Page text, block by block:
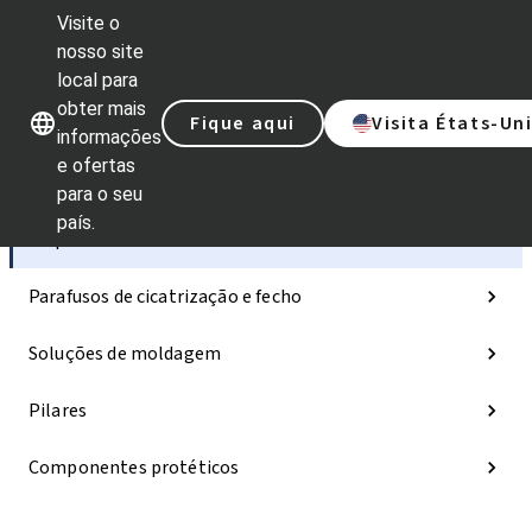
Visite o
nosso site
local para
obter mais
informações
e ofertas
para o seu
país.
Fique aqui Visita États-
Categorias
Implantes
Parafusos de cicatrização e fecho
Soluções de moldagem
Pilares
Componentes protéticos